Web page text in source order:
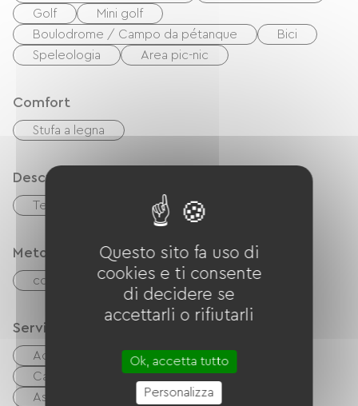
Golf
Mini golf
Boulodrome / Campo da pétanque
Bici
Speleologia
Area pic-nic
Comfort
Stufa a legna
Descrizione
Terrazzo Garage
Metodi di pagamento
contanti
Servizi
Accesso a Internet tramite cavo
Cavo/Satellite
Barbecue
Asciugacapelli
Attrezzatura da stiro
Questo sito fa uso di
cookies e ti consente
di decidere se
accettarli o rifiutarli
Ok, accetta tutto
Personalizza